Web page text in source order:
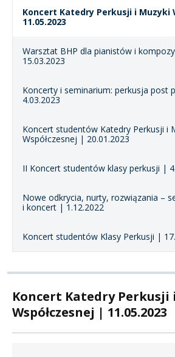
Koncert Katedry Perkusji i Muzyki
11.05.2023
Warsztat BHP dla pianistów i
15.03.2023
Koncerty i seminarium: perkusja post
4.03.2023
Koncert studentów Katedry Perkusji i
Współczesnej | 20.01.2023
II Koncert studentów klasy perkusji |
Nowe odkrycia, nurty, rozwiązania –
i koncert | 1.12.2022
Koncert studentów Klasy Perkusji |
Koncert Katedry Perkusji
Współczesnej | 11.05.2023